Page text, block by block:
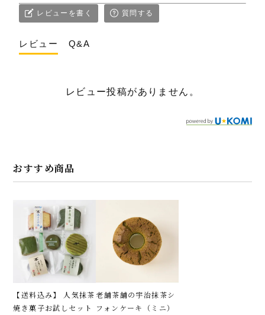
レビューを書く 質問する
レビュー Q&A
レビュー投稿がありません。
おすすめ商品
【送料込み】 人気抹茶
焼き菓子お試しセット
老舗茶舗の宇治抹茶シ
フォンケーキ（ミニ）